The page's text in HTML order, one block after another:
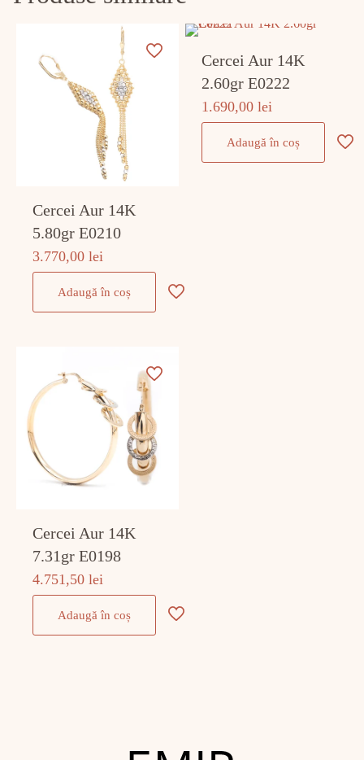
Cercei Aur 14K
5.80gr E0210
3.770,00lei
Adaugă în coș
Cercei Aur 14K
2.60gr E0222
1.690,00lei
Adaugă în coș
Cercei Aur 14K
7.31gr E0198
4.751,50lei
Adaugă în coș